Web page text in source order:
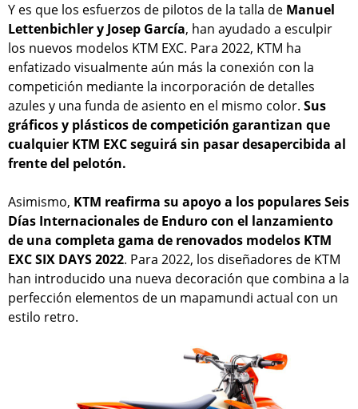
Y es que los esfuerzos de pilotos de la talla de Manuel
Lettenbichler y Josep García, han ayudado a esculpir
los nuevos modelos KTM EXC. Para 2022, KTM ha
enfatizado visualmente aún más la conexión con la
competición mediante la incorporación de detalles
azules y una funda de asiento en el mismo color. Sus
gráficos y plásticos de competición garantizan que
cualquier KTM EXC seguirá sin pasar desapercibida al
frente del pelotón.
Asimismo, KTM reafirma su apoyo a los populares Seis
Días Internacionales de Enduro con el lanzamiento
de una completa gama de renovados modelos KTM
EXC SIX DAYS 2022. Para 2022, los diseñadores de KTM
han introducido una nueva decoración que combina a la
perfección elementos de un mapamundi actual con un
estilo retro.